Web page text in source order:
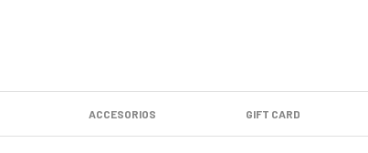
ACCESORIOS GIFT CARD